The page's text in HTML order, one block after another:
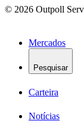
© 2026 Outpoll
Mercados
Pesquisar
Carteira
Notícias